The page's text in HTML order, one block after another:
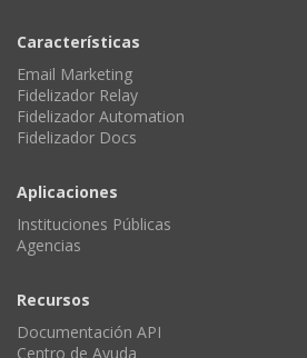
Características
Email Marketing
Fidelizador Relay
Fidelizador Automation
Fidelizador Docs
Aplicaciones
Instituciones Públicas
Agencias
Recursos
Documentación API
Centro de Ayuda